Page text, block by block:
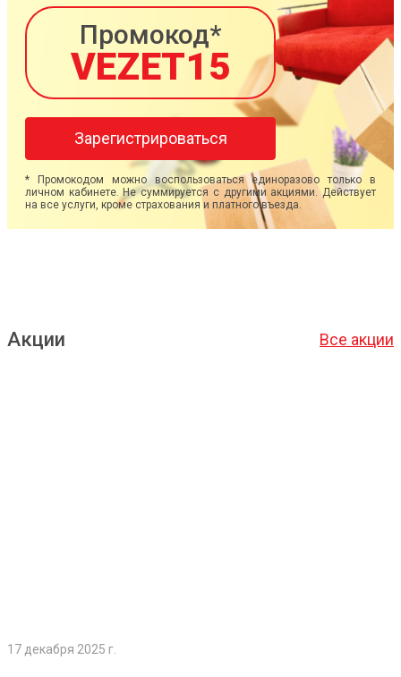
Промокод*
VEZET15
Зарегистрироваться
* Промокодом можно воспользоваться единоразово только в
личном кабинете. Не суммируется с другими акциями. Действует
на все услуги, кроме страхования и платного въезда.
Акции Все акции
17 декабря 2025 г.